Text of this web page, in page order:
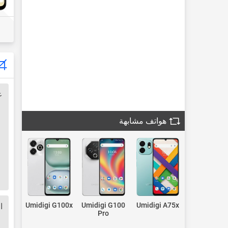
هواتف مشابهة
Umidigi A75x
Umidigi G100
Pro
Umidigi G100x